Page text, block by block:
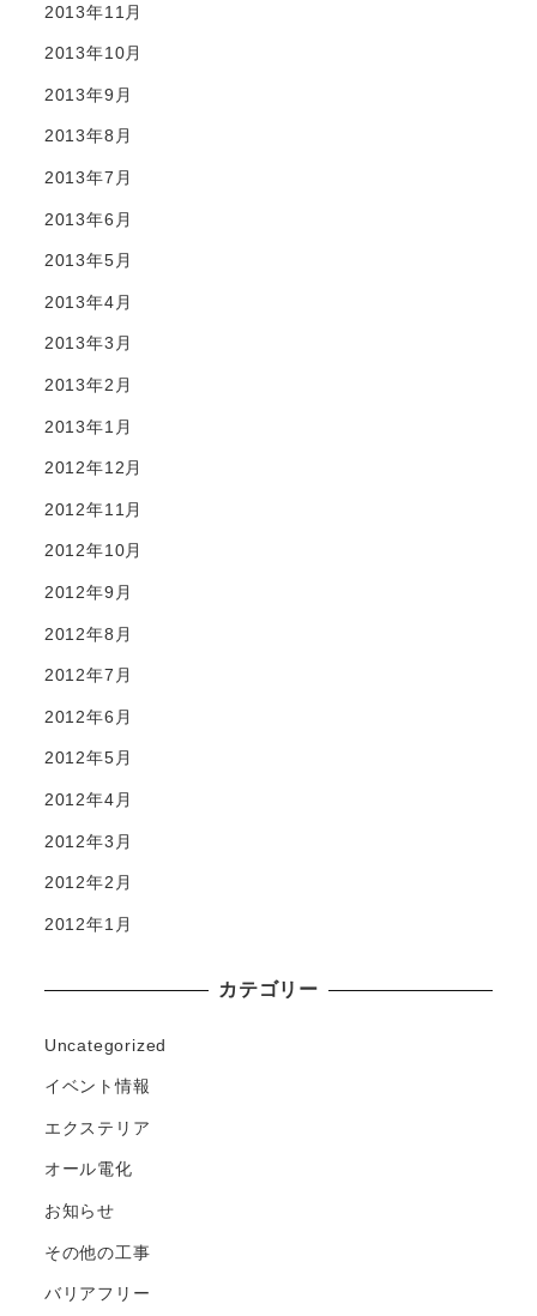
2013年11月
2013年10月
2013年9月
2013年8月
2013年7月
2013年6月
2013年5月
2013年4月
2013年3月
2013年2月
2013年1月
2012年12月
2012年11月
2012年10月
2012年9月
2012年8月
2012年7月
2012年6月
2012年5月
2012年4月
2012年3月
2012年2月
2012年1月
カテゴリー
Uncategorized
イベント情報
エクステリア
オール電化
お知らせ
その他の工事
バリアフリー